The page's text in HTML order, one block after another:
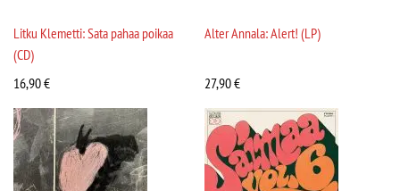
Litku Klemetti: Sata pahaa poikaa
(CD)
16,90€
Alter Annala: Alert! (LP)
27,90€